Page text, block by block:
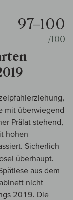
97–100
/100
mit überwiegend
Prälat stehend,
hohen
Sicherlich
überhaupt.
aus dem
nicht
2019. Die